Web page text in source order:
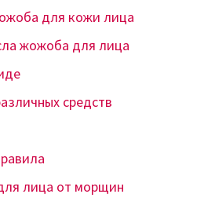
для кожи лица
жожоба для лица
средств
лица от морщин